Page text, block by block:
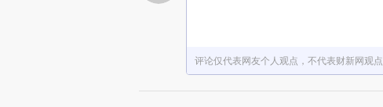
评论仅代表网友个人观点，不代表财新网观点